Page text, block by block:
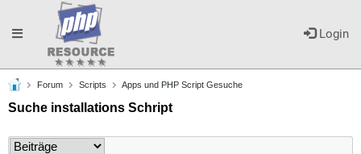
Login
Toggle
navigation
Forum Scripts Apps und PHP Script Gesuche
Suche installations Schript